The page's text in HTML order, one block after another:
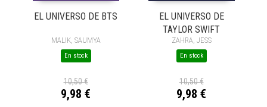
EL UNIVERSO DE BTS
MALIK, SAUMYA
En stock
10,50 €
9,98 €
EL UNIVERSO DE
TAYLOR SWIFT
ZAHRA, JESS
En stock
10,50 €
9,98 €